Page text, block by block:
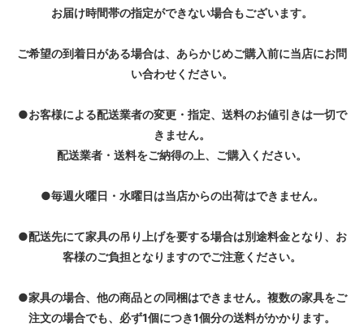
お届け時間帯の指定ができない場合もございます。
ご希望の到着日がある場合は、あらかじめご購入前に当店にお問
い合わせください。
●お客様による配送業者の変更・指定、送料のお値引きは一切で
きません。
配送業者・送料をご納得の上、ご購入ください。
●毎週火曜日・水曜日は当店からの出荷はできません。
●配送先にて家具の吊り上げを要する場合は別途料金となり、お
客様のご負担となりますのでご注意ください。
●家具の場合、他の商品との同梱はできません。複数の家具をご
注文の場合でも、必ず1個につき1個分の送料がかかります。